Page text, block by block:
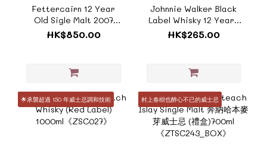
Fettercairn 12 Year
Old Sigle Malt 2007
(Single Cask) - Rest &
Be Thankful (禮盒裝)
HK$850.00
Johnnie Walker Black
Label Whisky 12 Years
40% (有杯禮盒裝) 黑牌威
士忌《ZTSC240_BOX》
HK$265.00
🌟承襲超過 150 年威士忌調和技術 村上春樹也醉心不已的威士忌